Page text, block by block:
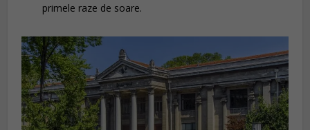
primele raze de soare.